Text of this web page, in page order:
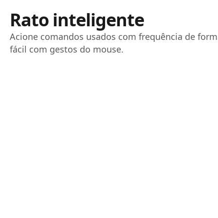
Rato inteligente
Acione comandos usados ​​com frequência de
fácil com gestos do mouse.